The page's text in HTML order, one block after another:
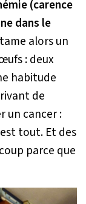
(carence
dans le
alors un
: deux
habitude
de
un cancer :
tout. Et des
parce que